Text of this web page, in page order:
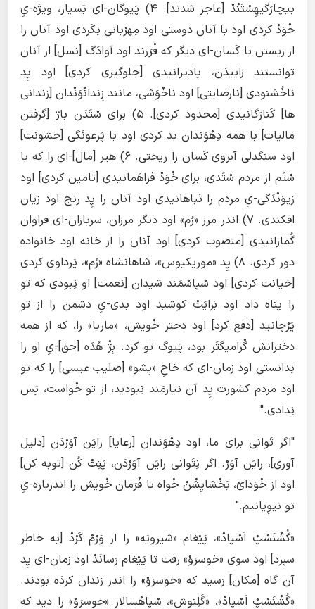
بیچارَگیهِسْتَنْدْ [عاجز شدند]. ۴) پَیوگان-ای بَسیار، ویژَه-یِ
خْوَدْ کردی اود با آنان دوستی اود مِهرْبانی نِکَردی اود آنان را
از زیستن با کَسان-ای دیگر که فْرَزند اود آوادَگ [نسل] از آنان
توانستند زاییدَن، پادیرانیدی [جلوگیری کردی] اود پِد
ناخُشنودی [نارضایتی] اود ناخْوَشی، مانند زِندانْوَنْدان [زندانی
ها] کَنارَگانیدی [محدود کردی]. ۵) برای سْتَدَن باژ [گرفتن
مالیات] با همه دِهْوَندان بد کردی اود با پَرغونَگی [خشونت]
اود سنگدلی آبروی کَسان را ریختی. ۶) هیر [مال]-ای را که با
سْتَم از مردم سْتَدی، برای خْوَدْ فراهَمانیدی [تامین کردی] اود
زیوَنْدَگی-یِ مردم را تَباهانیدی اود آنان را پِد رنج اود زیان
افکندی. ۷) اندر مرز «رُم» اود دیگر مرزان، سربازان-ای فراوان
گُمارانیدی [منصوب کردی] اود آنان را از خانه اود خانواده
دور کردی. ۸) پِد «موریکیوس»، شاهانشاه «رُم»، پَرداوی کردی
[خیانت کردی] اود سْپاسْمَند شیدان [نعمت] او نِبودی که تو
را پناه داد اود بَرایَتْ کوشید اود بدی-یِ دشمن را از تو
پَرْچانید [دفع کرد] اود دختر خْویش، «ماریا» را، که از همه
دخترانش گْرامیگتَر بود، پَیوگ تو کرد. بِژْ هُدَه [حق]-یِ او را
نِدانستی اود زمان-ای که خاجِ «یِشو» [صلیب عیسی] را که تو
اود مردم کشورت پِد آن نیازمَند نِبودید، از تو خْواست، پَس
نِدادی."
"اگر تَوانی برای ما، اود دِهْوَندان [رعایا] رایَن آوَرْدَن [دلیل
آوری]، رایَن آوَرْ. اگر نِتَوانی رایَن آوَرْدَن، پَتِتْ کُن [توبه کن]
اود از خْوَدایْ، بَخْشایِشْنْ خْواه تا فْرَمان خْویش را اندرباره-یِ
تو نیوِیانیم."
«گُشْنَسْپْ اَسْپادْ»، پَیْغام «شیرویَه» را از وَرْمْ کَرْدْ [به خاطر
سپرد] اود سوی «خوسرَوْ» رفت تا پَیْغام رَسانَدْ اود زمان-ای پِد
آن گاه [مکان] رَسید که «خوسرَوْ» را اندر زندان کردَه بودند.
«گُشْنَسْپْ اَسْپادْ»، «گَلِنوش»، سْپاهْسالار «خوسرَوْ» را دید که